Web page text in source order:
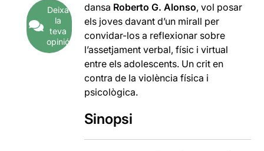
Deixa
la
teva
opinió
dansa Roberto G. Alonso, vol posar
els joves davant d’un mirall per
convidar-los a reflexionar sobre
l’assetjament verbal, físic i virtual
entre els adolescents. Un crit en
contra de la violència física i
psicològica.
Sinopsi